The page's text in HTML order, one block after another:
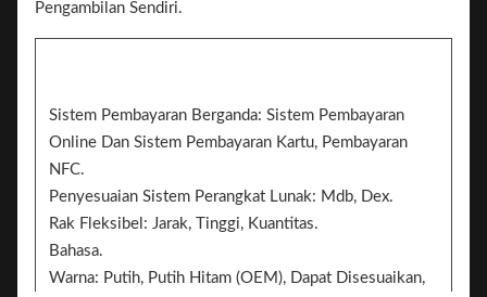
Pengambilan Sendiri.
Sistem Pembayaran Berganda: Sistem Pembayaran
Online Dan Sistem Pembayaran Kartu, Pembayaran
NFC.
Penyesuaian Sistem Perangkat Lunak: Mdb, Dex.
Rak Fleksibel: Jarak, Tinggi, Kuantitas.
Bahasa.
Warna: Putih, Putih Hitam (OEM), Dapat Disesuaikan,